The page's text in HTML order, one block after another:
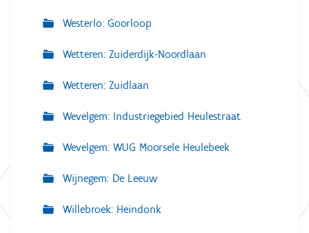
Westerlo: Goorloop
Wetteren: Zuiderdijk-Noordlaan
Wetteren: Zuidlaan
Wevelgem: Industriegebied Heulestraat
Wevelgem: WUG Moorsele Heulebeek
Wijnegem: De Leeuw
Willebroek: Heindonk